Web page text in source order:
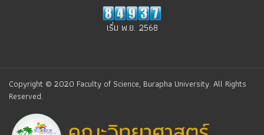
เริ่ม พ.ย. 2568
Copyright © 2020 Faculty of Science, Burapha University. All Rights
Reserved.